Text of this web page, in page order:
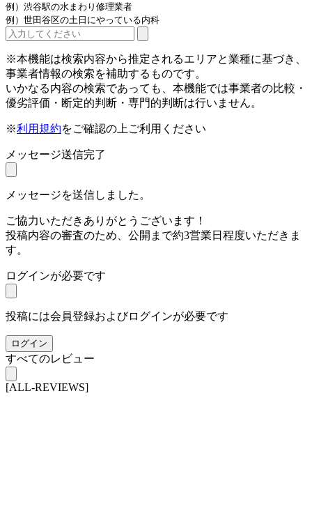
例）渋谷駅の水まわり修理業者
例）世田谷区の土日にやっている内科
※本機能は検索内容から推定されるエリアと業種に基づき、
事業者情報の検索を補助するものです。
いかなる内容の検索であっても、本機能では事業者の比較・
優劣評価・断定的判断・専門的判断は行いません。
※利用規約をご確認の上ご利用ください
メッセージ送信完了
メッセージを送信しました。
ご協力いただきありがとうございます！
投稿内容の審査のため、公開まで約3営業日程度いただきま
す。
ログインが必要です
投稿には会員登録およびログインが必要です
ログイン
すべてのレビュー
[ALL-REVIEWS]